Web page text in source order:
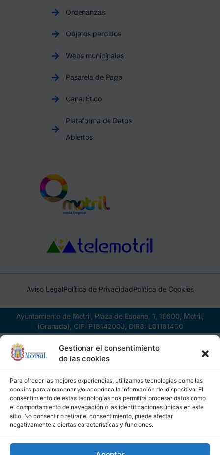
Gestionar el consentimiento
de las cookies
Para ofrecer las mejores experiencias, utilizamos tecnologías como las
cookies para almacenar y/o acceder a la información del dispositivo. El
consentimiento de estas tecnologías nos permitirá procesar datos como
el comportamiento de navegación o las identificaciones únicas en este
sitio. No consentir o retirar el consentimiento, puede afectar
negativamente a ciertas características y funciones.
Ordenanzas
Objetos perdidos
Webs municipales
Pasarela de Pago
Canal Ético
Plataforma de Datos
Abiertos
Aviso LegalPolítica de PrivacidadPolítica de Cookies
Ayuntamiento de Motril, Plaza de España, 1, 18600, Motril,
(Granada), CIF: P1814200J, DIR3: L01181400